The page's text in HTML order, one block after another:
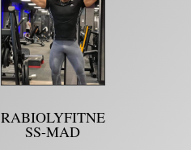
RABIOLYFITNE
SS-MAD